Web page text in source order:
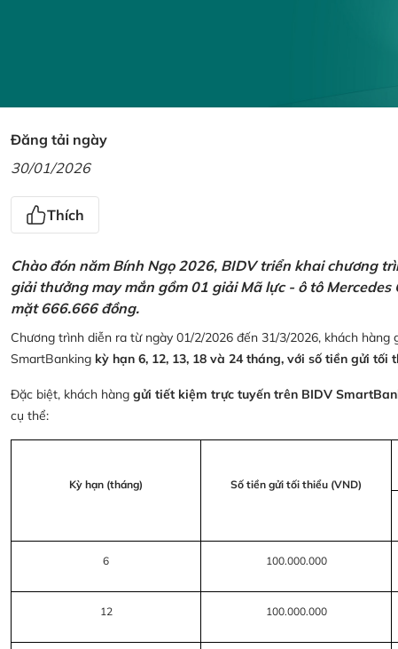
Đăng tải ngày
30/01/2026
Thích
Chào đón năm Bính Ngọ 2026, BIDV triển khai chương
giải thưởng may mắn gồm 01 giải Mã lực - ô tô
mặt 666.666 đồng.
Chương trình diễn ra từ ngày 01/2/2026 đến 31/3/2026, khách
SmartBanking kỳ hạn 6, 12, 13, 18 và 24 tháng, với số tiền gửi tối
Đặc biệt, khách hàng gửi tiết kiệm trực tuyến trên BIDV
cụ thể:
Kỳ hạn (tháng) Số tiền gửi tối thiểu (VND)
6 100.000.000
12 100.000.000